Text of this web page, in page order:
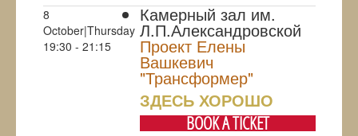
8
October|Thursday
19:30 - 21:15
Камерный зал им.
Л.П.Александровской
Проект Елены
Вашкевич
"Трансформер"
ЗДЕСЬ ХОРОШО
BOOK A TICKET